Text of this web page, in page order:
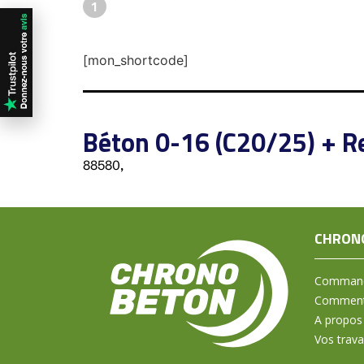
1
[mon_shortcode]
Béton 0-16 (C20/25) +
88580,
A propos
Vos